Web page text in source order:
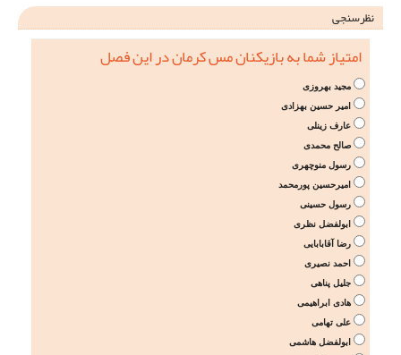
نظرسنجی
امتیاز شما به بازیکنان مس کرمان در این فصل
مجید بهروزی
امیر حسین بهزادی
عارف زینلی
صالح محمدی
رسول منوچهری
امیرحسین پورمحمد
رسول حسینی
ابولفضل نظری
رضا آقابابایی
احمد نصیری
جلیل پناهی
هادی ابراهیمی
علی تهامی
ابولفضل هاشمی